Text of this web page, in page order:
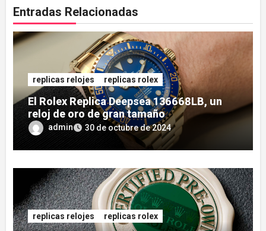
Entradas Relacionadas
replicas relojes replicas rolex
El Rolex Replica Deepsea 136668LB, un
reloj de oro de gran tamaño
admin 30 de octubre de 2024
replicas relojes replicas rolex